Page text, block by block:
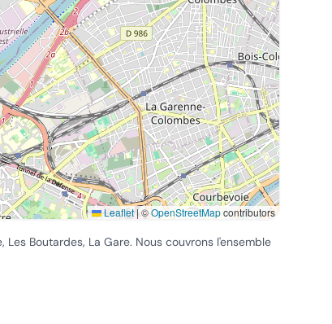
Leaflet |©OpenStreetMapcontributors
Les Boutardes, La Gare. Nous couvrons l'ensemble